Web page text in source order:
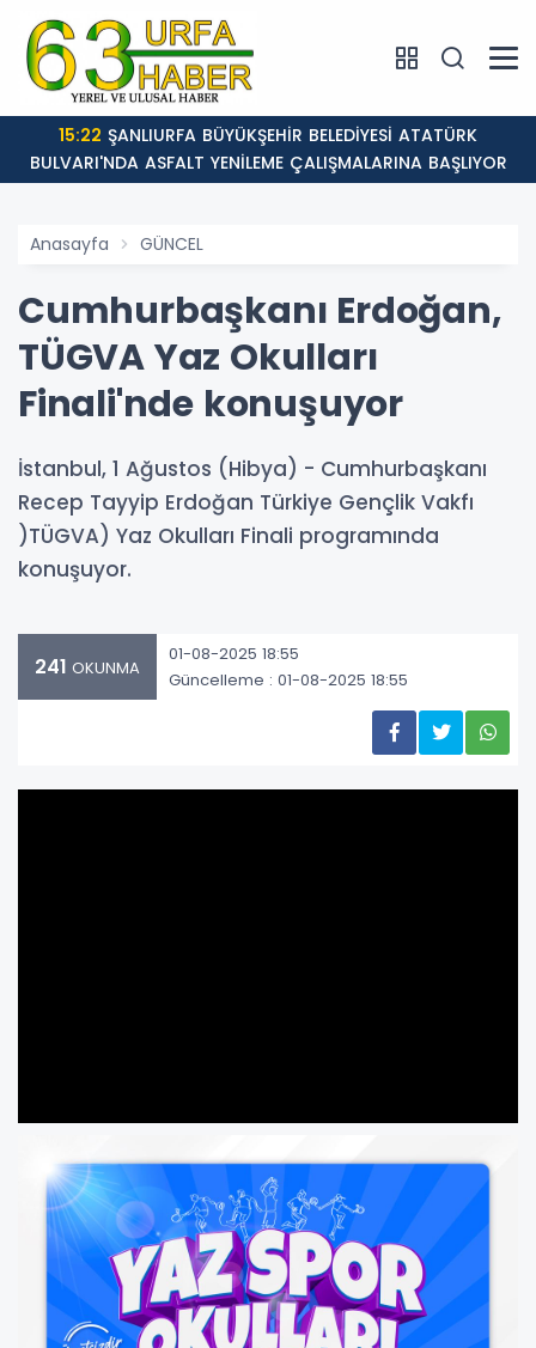
15:22
BULVARI'NDA ASFALT YENİLEME ÇALIŞMALARINA BAŞLIYOR
Anasayfa GÜNCEL
Cumhurbaşkanı Erdoğan,
TÜGVA Yaz Okulları
Finali'nde konuşuyor
İstanbul, 1 Ağustos (Hibya) - Cumhurbaşkanı
Recep Tayyip Erdoğan Türkiye Gençlik Vakfı
)TÜGVA) Yaz Okulları Finali programında
konuşuyor.
241 OKUNMA
01-08-2025 18:55
Güncelleme : 01-08-2025 18:55